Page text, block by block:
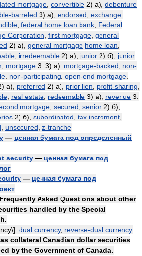
mortgage convertible 2) а), debenture
barreled 3) а), endorsed exchange
federal home loan bank Federal
Corporation first mortgage general
2) а), general mortgage home loan
irredeemable 2) а), junior 2) б), junior
mortgage 3. 3) а), mortgage-backed
non-
non-participating open-end mortgage
а), preferred 2) а), prior lien profit-sharing
real estate redeemable 3) а), revenue 3.
mortgage secured senior 2) б),
2) б), subordinated tax increment
unsecured z-tranche
— ценная бумага под определенный
security — ценная бумага под
— ценная бумага под
Asked Questions about other
handled by the Special
dual currency, reverse-dual currency
collateral Canadian dollar securities
by the Government of Canada.